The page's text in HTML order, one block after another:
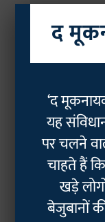
द
‘द
यह
पर चलने
चाहते हैं
खड़े
बेजुबानों